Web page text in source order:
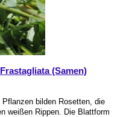
(Samen)
bilden Rosetten, die
weißen Rippen. Die Blattform